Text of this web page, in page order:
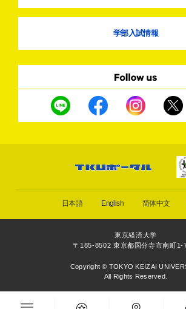
学部入試情報
日本語 English 简体中文
東京経済大学
〒185-8502 東京都国分寺市南町1-
Copyright © TOKYO KEIZAI
All Rights Reserved.